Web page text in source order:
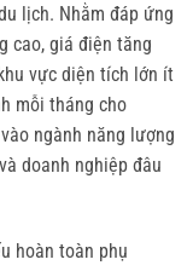
lịch. Nhằm đáp ứng
cao, giá điện tăng
vực diện tích lớn ít
mỗi tháng cho
ngành năng lượng
doanh nghiệp đâu
hoàn toàn phụ